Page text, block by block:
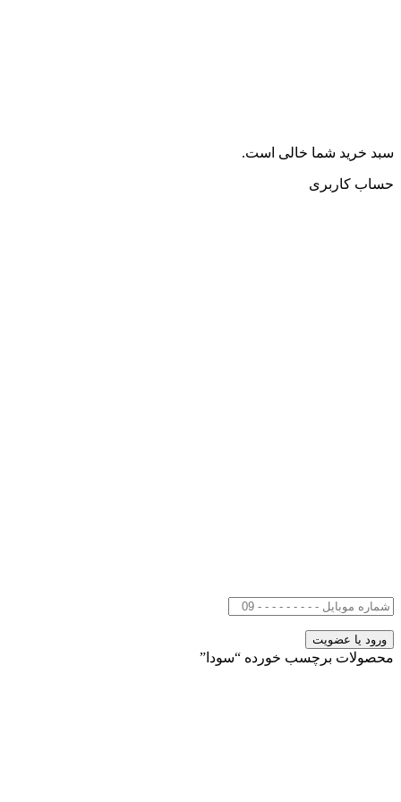
سبد خرید شما خالی است.
حساب کاربری
محصولات برچسب خورده “سودا”